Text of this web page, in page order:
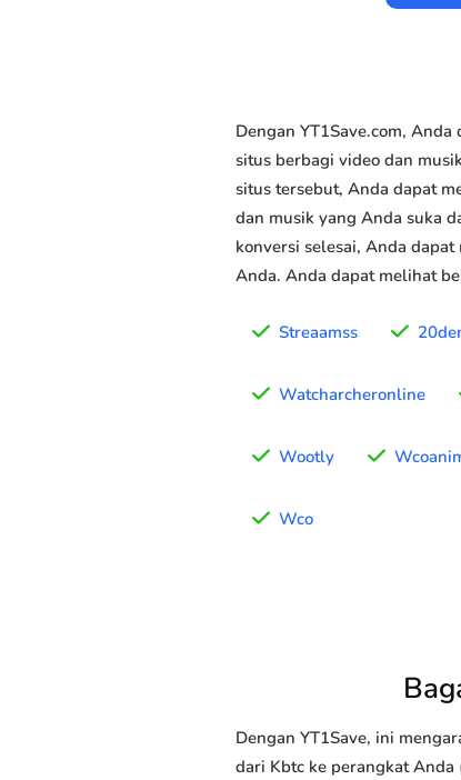
Dengan YT1Save.com,
situs berbagi video dan
situs tersebut, Anda dapat
dan musik yang Anda suka
konversi selesai, Anda
Anda. Anda dapat melihat
Streaamss
Watcharcheronline
Wootly
Wco
Dengan YT1Save, ini
dari Kbtc ke perangkat